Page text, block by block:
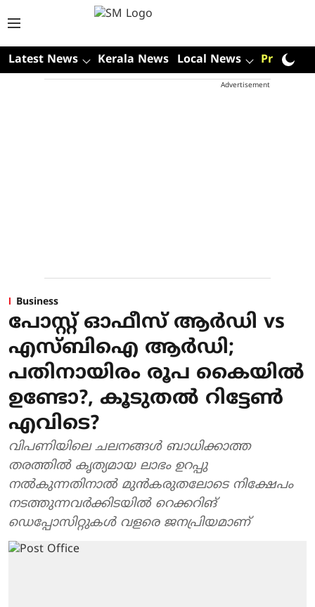
Latest News Kerala News Local News Premium
Advertisement
Business
പോസ്റ്റ് ഓഫീസ് ആര്‍ഡി vs
എസ്ബിഐ ആര്‍ഡി;
പതിനായിരം രൂപ കൈയില്‍
ഉണ്ടോ?, കൂടുതല്‍ റിട്ടേണ്‍
എവിടെ?
വിപണിയിലെ ചലനങ്ങള്‍ ബാധിക്കാത്ത
തരത്തില്‍ കൃത്യമായ ലാഭം ഉറപ്പു
നല്‍കുന്നതിനാല്‍ മുന്‍കരുതലോടെ നിക്ഷേപം
നടത്തുന്നവര്‍ക്കിടയില്‍ റെക്കറിങ്
ഡെപ്പോസിറ്റുകള്‍ വളരെ ജനപ്രിയമാണ്